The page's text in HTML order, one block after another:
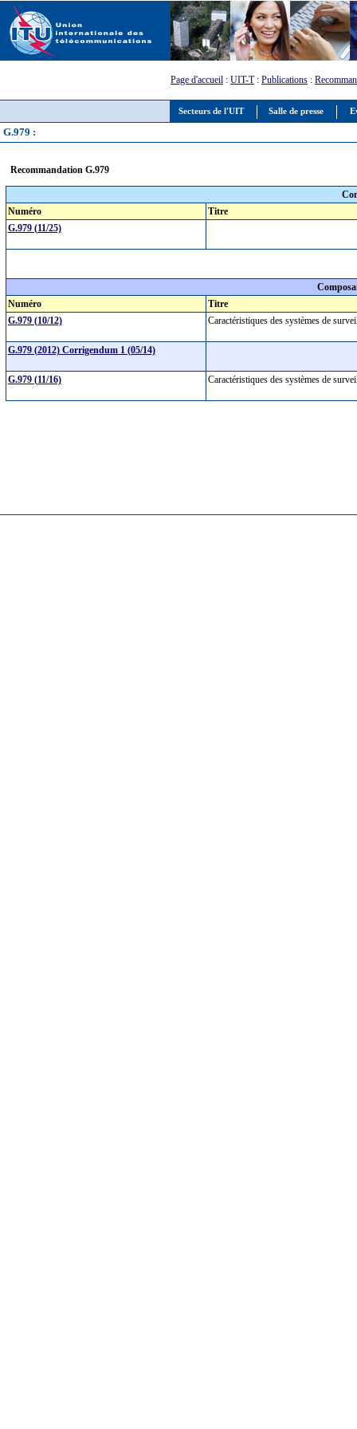
Secteurs de l'UIT Salle de presse
Page d'accueil : UIT-T: Publications :
G.979 :
Recommandation G.979
Numéro
Titre
G.979 (11/25)
Numéro
Titre
G.979 (10/12)
Caractéristiques des systèmes de
G.979 (2012) Corrigendum 1 (05/14)
G.979 (11/16) Caractéristiques des systèmes de